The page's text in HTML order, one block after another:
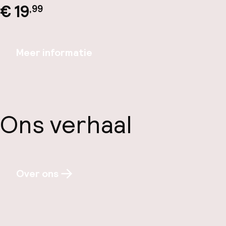
€ 19,99
Meer informatie
Ons verhaal
Over ons